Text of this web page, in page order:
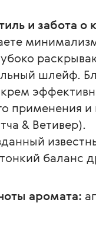
и забота о
шлейф.
применения
& Ветивер).
баланс
аромата: